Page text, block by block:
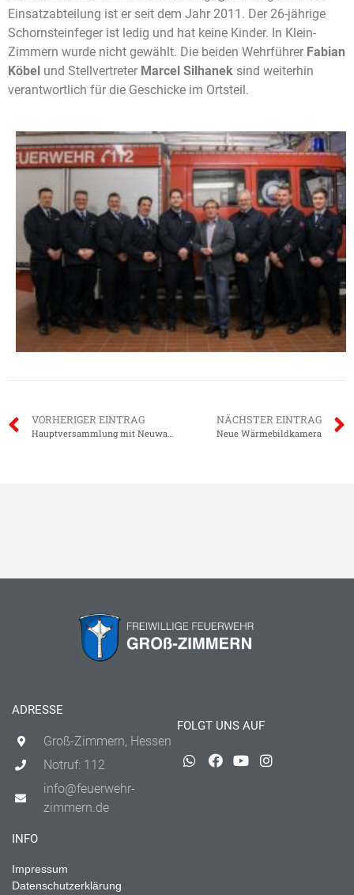
Einsatzabteilung ist er seit dem Jahr 2011. Der 26-jährige
Schornsteinfeger ist ledig und hat keine Kinder. In Klein-
Zimmern wurde nicht gewählt. Die beiden Wehrführer Fabian
Köbel und Stellvertreter Marcel Silhanek sind weiterhin
verantwortlich für die Geschicke im Ortsteil.
VORHERIGER EINTRAG
Hauptversammlung mit Neuwahlen
NÄCHSTER EINTRAG
Neue Wärmebildkamera
ADRESSE
Groß-Zimmern, Hessen
Notruf: 112
info@feuerwehr-
zimmern.de
FOLGT UNS AUF
INFO
Impressum
Datenschutzerklärung